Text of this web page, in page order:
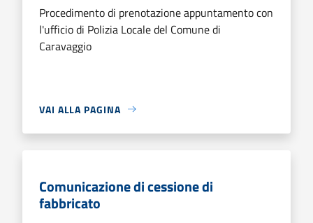
Procedimento di prenotazione appuntamento con
l'ufficio di Polizia Locale del Comune di
Caravaggio
VAI ALLA PAGINA
Comunicazione di cessione di
fabbricato